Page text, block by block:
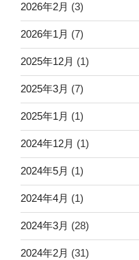
2026年2月 (3)
2026年1月 (7)
2025年12月 (1)
2025年3月 (7)
2025年1月 (1)
2024年12月 (1)
2024年5月 (1)
2024年4月 (1)
2024年3月 (28)
2024年2月 (31)